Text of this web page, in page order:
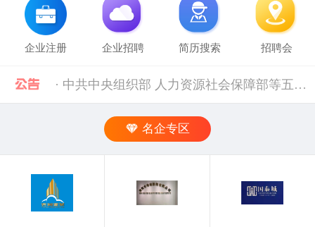
企业注册 企业招聘 简历搜索 招聘会
· 中共中央组织部 人力资源社会保障部等五部门关于进一步加强流动人员人事档案管理服务工作的通知 [10-11]
· 企业信息发布规则 [03-03]
名企专区